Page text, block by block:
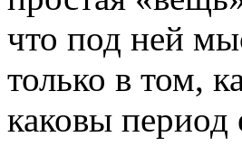
что под ней
только в том,
каковы период